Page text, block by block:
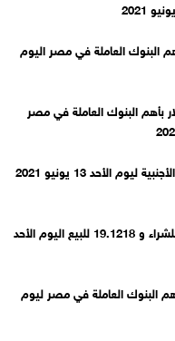
البنوك العاملة في مصر اليوم
بأهم البنوك العاملة في مصر
أسعار العملات العربية والأجنبية ليوم الأحد 13 يونيو 2021
اليورو يسجل 18.8425 للشراء و 19.1218 للبيع اليوم اﻷحد
البنوك العاملة في مصر ليوم